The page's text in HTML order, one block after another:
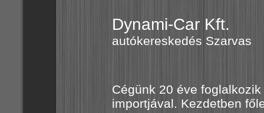
Dynami-Car Kft.
autókereskedés Szarvas
Cégünk 20 éve
importjával. Kezdetben